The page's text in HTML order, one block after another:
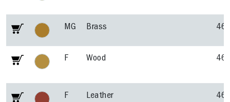
MG Brass
F Wood
F Leather